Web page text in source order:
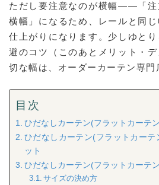
ただし要注意なのが横幅——「注
横幅」になるため、レールと同
仕上がりになります。少しゆと
避のコツ（このあとメリット・
切な幅は、オーダーカーテン専門
目次
ひだなしカーテン(フラットカーテ
ひだなしカーテン(フラットカーテ
ット
ひだなしカーテン(フラットカーテ
サイズの決め方